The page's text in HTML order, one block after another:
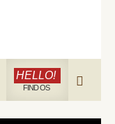
HELLO!
FIND OS